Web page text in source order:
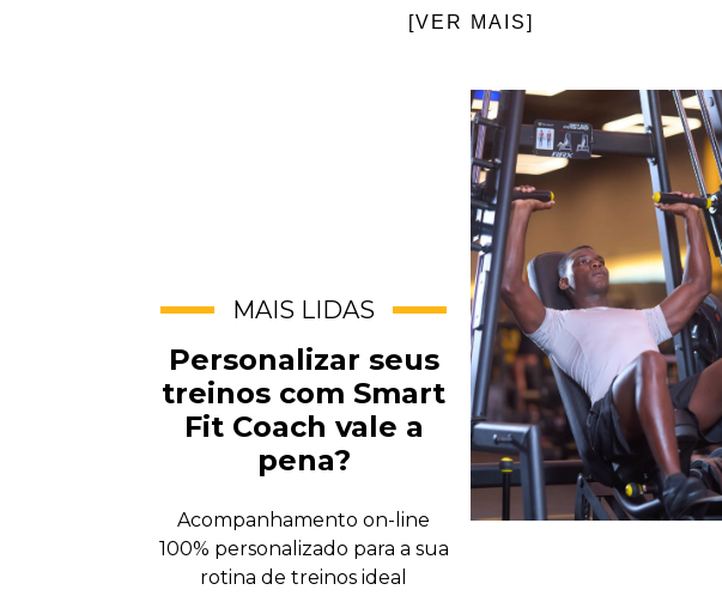
[VER MAIS]
MAIS LIDAS
Personalizar seus
treinos com Smart
Fit Coach vale a
pena?
Acompanhamento on-line
100% personalizado para a sua
rotina de treinos ideal